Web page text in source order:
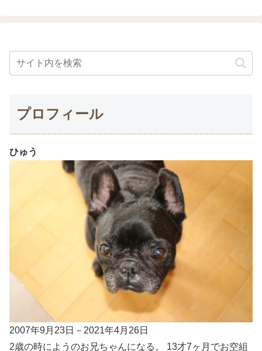
プロフィール
ひゅう
2007年9月23日－2021年4月26日
2歳の時にようのお兄ちゃんになる。 13才7ヶ月でお空組